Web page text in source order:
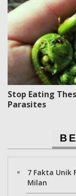
Stop Eating
Parasites
7 Fakta Unik
Milan